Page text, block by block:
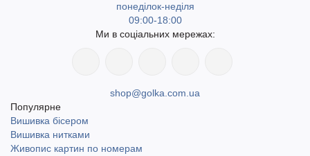
понеділок-неділя
09:00-18:00
Ми в соціальних мережах:
shop@golka.com.ua
Популярне
Вишивка бісером
Вишивка нитками
Живопис картин по номерам